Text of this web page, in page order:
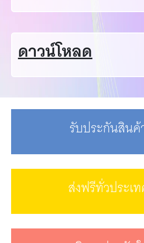
ดาวน์โหลด
รับประกันสินค้
ส่งฟรีทั่วประเ